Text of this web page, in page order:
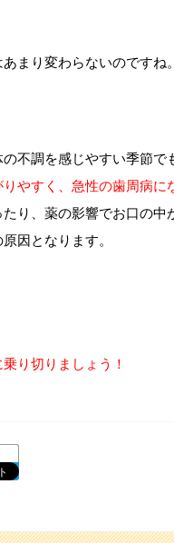
まり変わらないのですね。
不調を感じやすい季節で
やすく、急性の歯周病に
り、薬の影響でお口の中
因となります。
り切りましょう！